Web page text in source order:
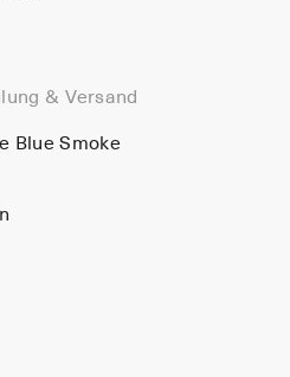
& Versand
Blue Smoke